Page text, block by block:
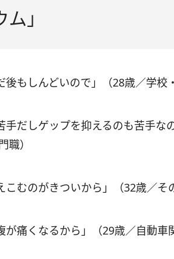
」
後もしんどいので」（28歳／学校
手だしゲップを抑えるのも苦手な
職）
こむのがきついから」（32歳／そ
が痛くなるから」（29歳／自動車